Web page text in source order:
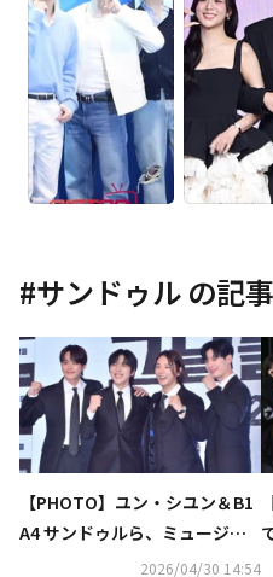
#サンドゥル の記事
【PHOTO】ユン・シユン＆B1
A4 サンドゥルら、ミュージカ
ル「あの日々」記者懇談会に出
2026/04/30 14:54